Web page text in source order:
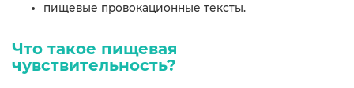
пищевые провокационные тексты.
Что такое пищевая
чувствительность?